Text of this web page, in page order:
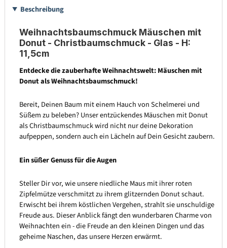
Beschreibung
Weihnachtsbaumschmuck Mäuschen mit
Donut - Christbaumschmuck - Glas - H:
11,5cm
Entdecke die zauberhafte Weihnachtswelt: Mäuschen mit
Donut als Weihnachtsbaumschmuck!
Bereit, Deinen Baum mit einem Hauch von Schelmerei und
Süßem zu beleben? Unser entzückendes Mäuschen mit Donut
als Christbaumschmuck wird nicht nur deine Dekoration
aufpeppen, sondern auch ein Lächeln auf Dein Gesicht zaubern.
Ein süßer Genuss für die Augen
Steller Dir vor, wie unsere niedliche Maus mit ihrer roten
Zipfelmütze verschmitzt zu ihrem glitzernden Donut schaut.
Erwischt bei ihrem köstlichen Vergehen, strahlt sie unschuldige
Freude aus. Dieser Anblick fängt den wunderbaren Charme von
Weihnachten ein - die Freude an den kleinen Dingen und das
geheime Naschen, das unsere Herzen erwärmt.